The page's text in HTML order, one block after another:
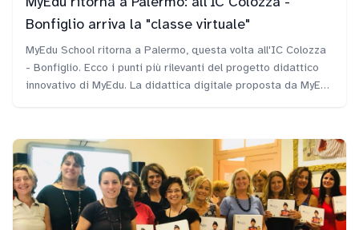
Bonfiglio arriva la "classe virtuale"
MyEdu School ritorna a Palermo, questa volta all'IC Colozza
- Bonfiglio. Ecco i punti più rilevanti del progetto didattico
innovativo di MyEdu. La didattica digitale proposta da MyEdu
studenti dei tre plessi.